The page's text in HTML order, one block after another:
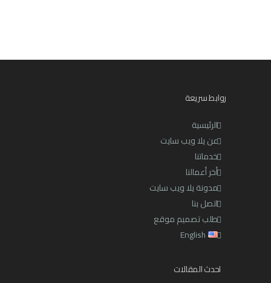
روابط سريعة
الرئيسية
عن يلا ويب سايت
خدماتنا
أخر أعمالنا
مدونة يلا ويب سايت
اتصل بنا
طلب تصميم موقع
English
احدث المقالات